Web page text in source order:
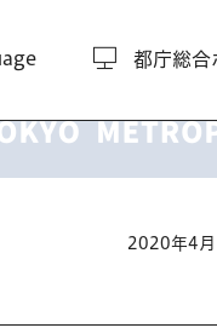
都庁総合
2020年4